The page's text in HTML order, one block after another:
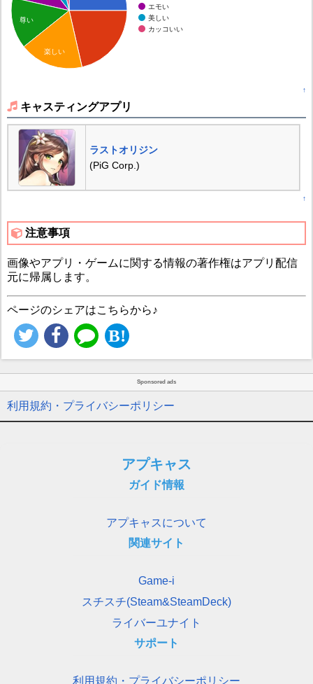
エモい
美しい
カッコいい
尊い
楽しい
↑
キャスティングアプリ
ラストオリジン
(PiG Corp.)
↑
注意事項
画像やアプリ・ゲームに関する情報の著作権はアプリ配信
元に帰属します。
ページのシェアはこちらから♪
Sponsored ads
利用規約・プライバシーポリシー
アプキャス
ガイド情報
アプキャスについて
関連サイト
Game-i
スチスチ(Steam&SteamDeck)
ライバーユナイト
サポート
利用規約・プライバシーポリシー